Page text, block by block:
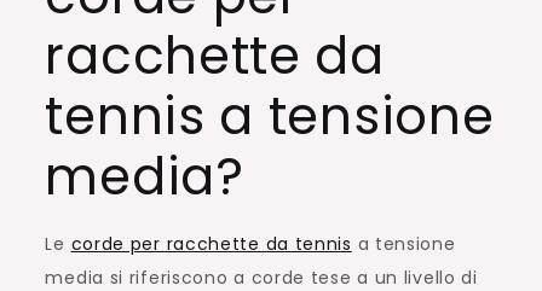
racchette da
tennis a tensione
media?
Le corde per racchette da tennis a tensione
media si riferiscono a corde tese a un livello di